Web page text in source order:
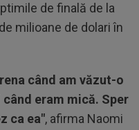
de finală de la
milioane de dolari în
când am văzut-o
eram mică. Sper
ca ea", afirma Naomi